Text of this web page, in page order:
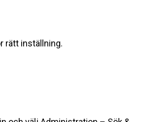
rätt inställning.